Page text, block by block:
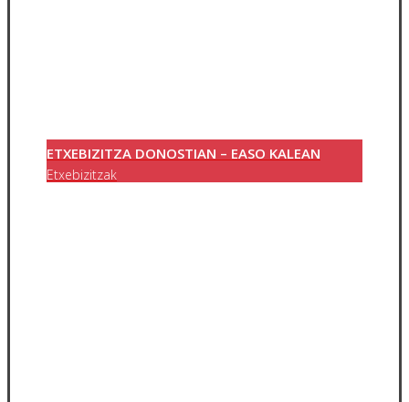
ETXEBIZITZA DONOSTIAN – EASO KALEAN
Etxebizitzak